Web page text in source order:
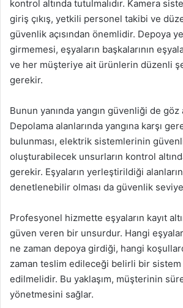
kontrol altında tutulmalıdır. Kamera
giriş çıkış, yetkili personel takibi ve
güvenlik açısından önemlidir. Depoya
girmemesi, eşyaların başkalarının
ve her müşteriye ait ürünlerin düzenli
gerekir.
Bunun yanında yangın güvenliği de
Depolama alanlarında yangına karşı
bulunması, elektrik sistemlerinin
oluşturabilecek unsurların kontrol
gerekir. Eşyaların yerleştirildiği
denetlenebilir olması da güvenlik
Profesyonel hizmette eşyaların kayıt
güven veren bir unsurdur. Hangi
ne zaman depoya girdiği, hangi
zaman teslim edileceği belirli bir
edilmelidir. Bu yaklaşım, müşterinin
yönetmesini sağlar.